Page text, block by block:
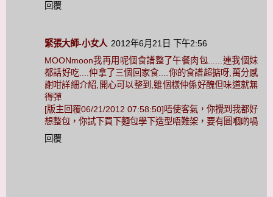
回覆
緊張大師-小女人 2012年6月21日 下午2:56
MOONmoon我再用呢個食譜整了午餐肉包......連我個妹
都話好吃....仲拿了三個回家食....你的食譜超掂呀,萬分感
謝咁詳細介紹,開心可以整到,雖個樣仲係好醜但味道就無
得彈
[版主回覆06/21/2012 07:58:50]唔使客氣，你攪到我都好
想整包，你試下買下麵包學下造型唔難架，要有圖嗰啲喎
回覆